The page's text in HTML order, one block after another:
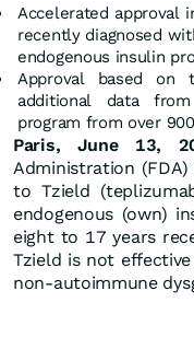
Accelerated approval
recently diagnosed
endogenous insulin
Approval based on
additional data
program from over
Paris, June 13,
Administration
to Tzield
endogenous (own)
eight to 17 years
Tzield is not
non-autoimmune